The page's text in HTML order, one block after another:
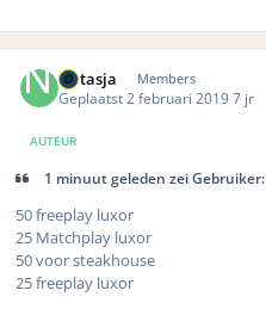
Natasja Members
Geplaatst2 februari 20197 jr
AUTEUR
1 minuut geleden zei Gebruiker:
50 freeplay luxor
25 Matchplay luxor
50 voor steakhouse
25 freeplay luxor